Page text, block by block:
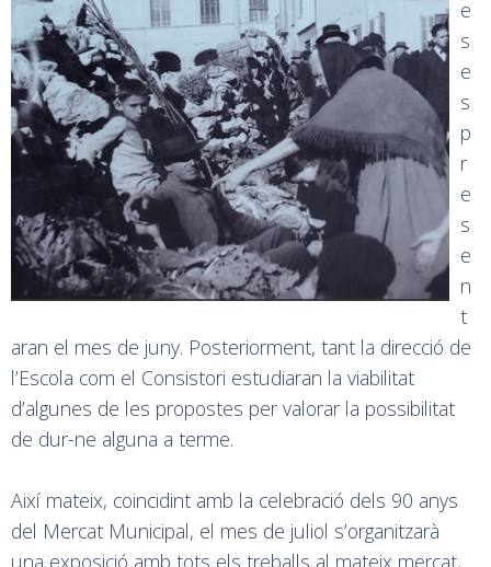
e
s
e
s
p
r
e
s
e
n
t
aran el mes de juny. Posteriorment, tant la direcció de
l’Escola com el Consistori estudiaran la viabilitat
d’algunes de les propostes per valorar la possibilitat
de dur-ne alguna a terme.
Així mateix, coincidint amb la celebració dels 90 anys
del Mercat Municipal, el mes de juliol s’organitzarà
una exposició amb tots els treballs al mateix mercat,